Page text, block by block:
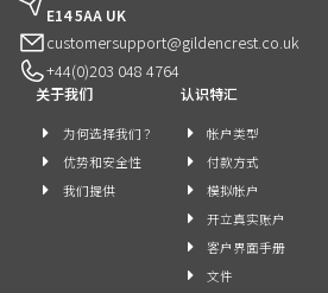
E14 5AA UK
customersupport@gildencrest.co.uk
+44(0)203 048 4764
关于我们
为何选择我们 ？
优势和安全性
我们提供
认识特汇
帐户类型
付款方式
模拟帐户
开立真实账户
客户界面手册
文件